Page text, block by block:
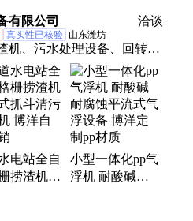
格栅齿耙抓斗
欣固
有限公司 洽谈
真实性已核验 山东潍坊
机、污水处理设备、回转机
电站全自
捞渣机
小型一体化pp气
浮机 耐酸碱耐